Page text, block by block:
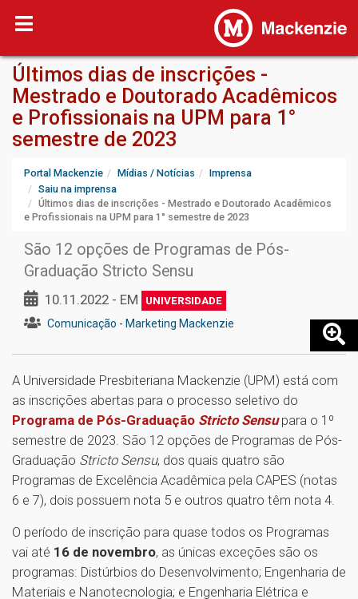
Últimos dias de inscrições -
Mestrado e Doutorado Acadêmicos
e Profissionais na UPM para 1°
semestre de 2023
Portal Mackenzie Mídias / Notícias
Imprensa
Saiu na imprensa
Últimos dias de inscrições - Mestrado e Doutorado Acadêmicos
e Profissionais na UPM para 1° semestre de 2023
São 12 opções de Programas de Pós-
Graduação Stricto Sensu
10.11.2022 - EM UNIVERSIDADE
Comunicação - Marketing Mackenzie
A Universidade Presbiteriana Mackenzie (UPM) está com
as inscrições abertas para o processo seletivo do
Programa de Pós-Graduação Stricto Sensupara o 1º
semestre de 2023. São 12 opções de Programas de Pós-
Graduação Stricto Sensu, dos quais quatro são
Programas de Excelência Acadêmica pela CAPES (notas
6 e 7), dois possuem nota 5 e outros quatro têm nota 4.
O período de inscrição para quase todos os Programas
vai até 16 de novembro, as únicas exceções são os
programas: Distúrbios do Desenvolvimento; Engenharia de
Materiais e Nanotecnologia; e Engenharia Elétrica e